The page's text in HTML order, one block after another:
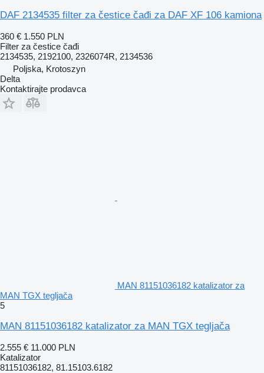
DAF 2134535 filter za čestice čađi za DAF XF 106 kamiona
360 € 1.550 PLN
Filter za čestice čađi
2134535, 2192100, 2326074R, 2134536
Poljska, Krotoszyn
Delta
Kontaktirajte prodavca
MAN 81151036182 katalizator za
MAN TGX tegljača
5
MAN 81151036182 katalizator za MAN TGX tegljača
2.555 € 11.000 PLN
Katalizator
81151036182, 81.15103.6182